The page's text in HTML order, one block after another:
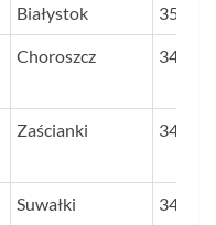
Białystok 35,2
Choroszcz 34,9
Zaścianki 34,8
Suwałki 34,6